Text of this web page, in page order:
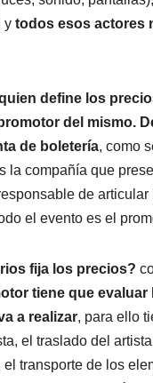
y todos esos actores
define los
del mismo.
de boletería, como
la compañía que
de articular
el evento es el
fija los precios?
tiene que evaluar
a realizar, para ello
el traslado del
transporte de los